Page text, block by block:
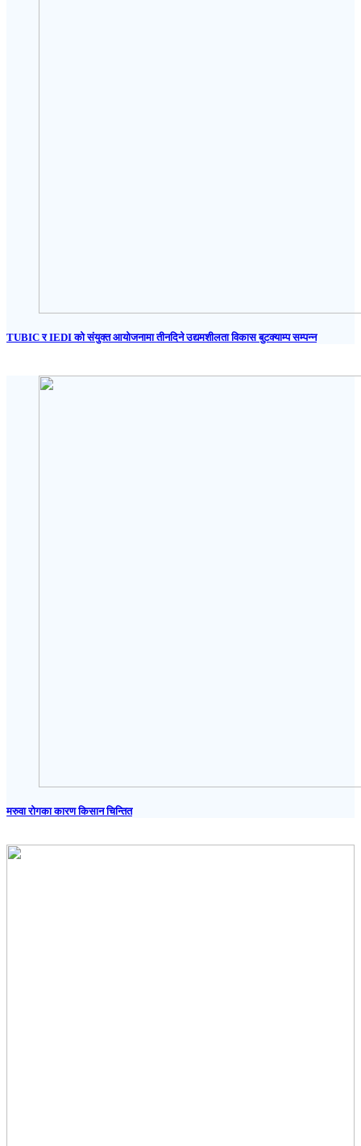
TUBIC र IEDI को संयुक्त आयोजनामा तीनदिने उद्यमशीलता विकास बुटक्याम्प सम्पन्न
मरुवा रोगका कारण किसान चिन्तित